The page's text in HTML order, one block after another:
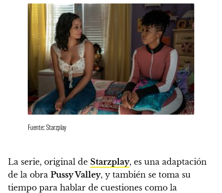
Fuente: Starzplay
La serie, original de Starzplay, es una adaptación
de la obra Pussy Valley, y también se toma su
tiempo para hablar de cuestiones como la